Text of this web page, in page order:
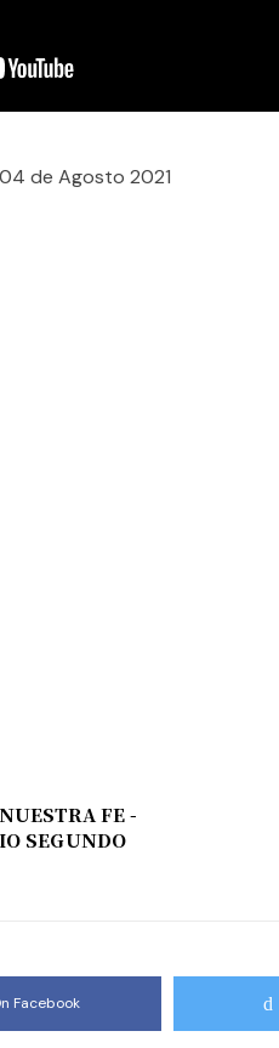
de Agosto 2021
FE -
SEGUNDO
Facebook